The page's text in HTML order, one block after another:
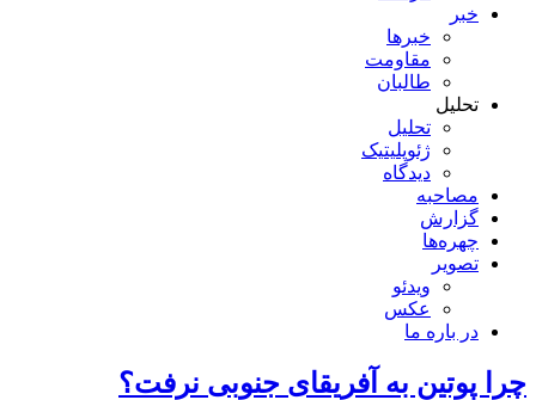
خبر
خبر‌ها
مقاومت
طالبان
تحلیل
تحلیل
ژئوپلیتیک
دیدگاه
مصاحبه
گزارش
چهره‌ها
تصویر
ویدئو
عکس
در باره ما
چرا پوتین به آفریقای جنوبی نرفت؟